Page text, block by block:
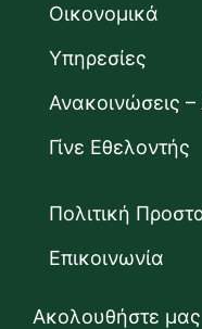
Οικονομικά
Υπηρεσίες
Ανακοινώσεις
Γίνε Εθελοντής
Πολιτική
Επικοινωνία
Ακολουθήστε μας